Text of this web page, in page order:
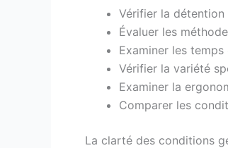
Vérifier la détention
Évaluer les
Examiner les
Vérifier la variété
Examiner la
Comparer les
La clarté des conditions